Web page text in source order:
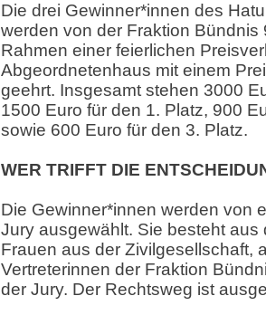
Die drei Gewinner*innen des
werden von der Fraktion Bündnis
Rahmen einer feierlichen
Abgeordnetenhaus mit einem
geehrt. Insgesamt stehen 3000
1500 Euro für den 1. Platz, 900
sowie 600 Euro für den 3. Platz.
WER TRIFFT DIE
Die Gewinner*innen werden von
Jury ausgewählt. Sie besteht aus
Frauen aus der Zivilgesellschaft,
Vertreterinnen der Fraktion
der Jury. Der Rechtsweg ist